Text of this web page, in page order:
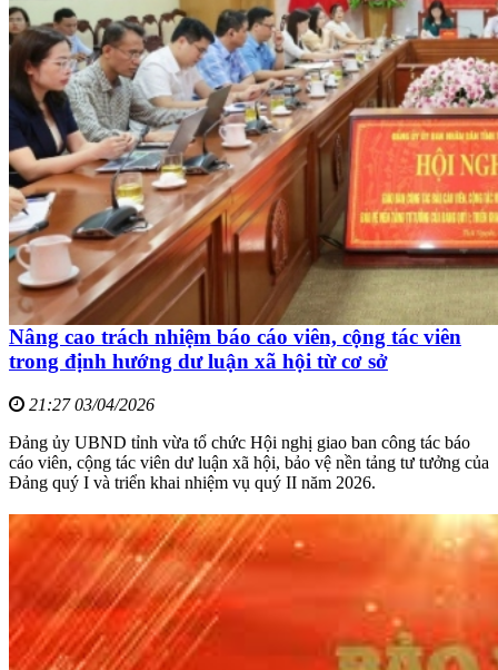
Nâng cao trách nhiệm báo cáo viên, cộng tác viên
trong định hướng dư luận xã hội từ cơ sở
21:27 03/04/2026
Đảng ủy UBND tỉnh vừa tổ chức Hội nghị giao ban công tác báo
cáo viên, cộng tác viên dư luận xã hội, bảo vệ nền tảng tư tưởng của
Đảng quý I và triển khai nhiệm vụ quý II năm 2026.